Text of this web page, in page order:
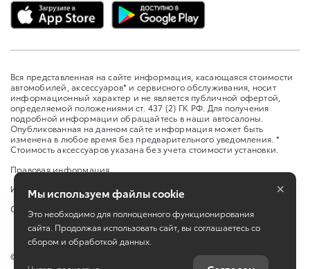
Вся представленная на сайте информация, касающаяся стоимости
автомобилей, аксессуаров* и сервисного обслуживания, носит
информационный характер и не является публичной офертой,
определяемой положениями ст. 437 (2) ГК РФ. Для получения
подробной информации обращайтесь в наши автосалоны.
Опубликованная на данном сайте информация может быть
изменена в любое время без предварительного уведомления. *
Стоимость аксессуаров указана без учета стоимости установки.
Правовая информация
Изменить настройку cookies
Сбросить cookie
©
Мы используем файлы cookie
Это необходимо для полноценного функционирования
сайта. Продолжая использовать сайт, вы соглашаетесь со
сбором и обработкой данных.
×